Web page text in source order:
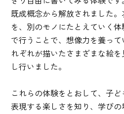
既成概念から解放されました
を、別のモノにたとえていく
で行うことで、想像力を養っ
れぞれが描いたさまざまな絵
し行いました。
これらの体験をとおして、子
表現する楽しさを知り、学び